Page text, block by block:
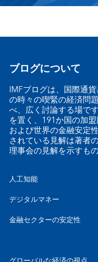
ブログについて
IMFブログは、国際通
の時々の喫緊の経済問
べ、広く討論する場で
を置く、191か国の加
および世界の金融安定
されている見解は著者
理事会の見解を示すも
人工知能
デジタルマネー
金融セクターの安定性